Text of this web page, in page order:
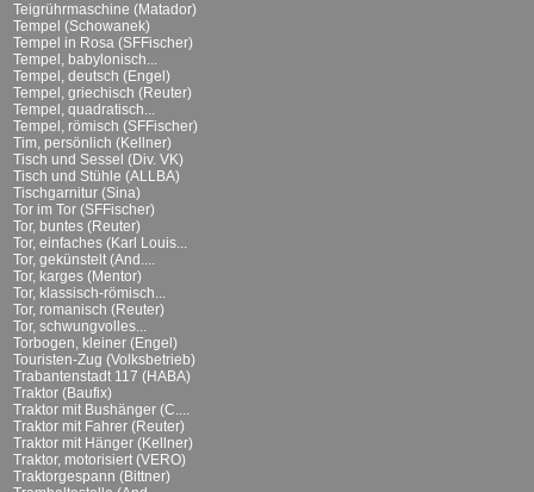
Teigrührmaschine (Matador)
Tempel (Schowanek)
Tempel in Rosa (SFFischer)
Tempel, babylonisch...
Tempel, deutsch (Engel)
Tempel, griechisch (Reuter)
Tempel, quadratisch...
Tempel, römisch (SFFischer)
Tim, persönlich (Kellner)
Tisch und Sessel (Div. VK)
Tisch und Stühle (ALLBA)
Tischgarnitur (Sina)
Tor im Tor (SFFischer)
Tor, buntes (Reuter)
Tor, einfaches (Karl Louis...
Tor, gekünstelt (And....
Tor, karges (Mentor)
Tor, klassisch-römisch...
Tor, romanisch (Reuter)
Tor, schwungvolles...
Torbogen, kleiner (Engel)
Touristen-Zug (Volksbetrieb)
Trabantenstadt 117 (HABA)
Traktor (Baufix)
Traktor mit Bushänger (C....
Traktor mit Fahrer (Reuter)
Traktor mit Hänger (Kellner)
Traktor, motorisiert (VERO)
Traktorgespann (Bittner)